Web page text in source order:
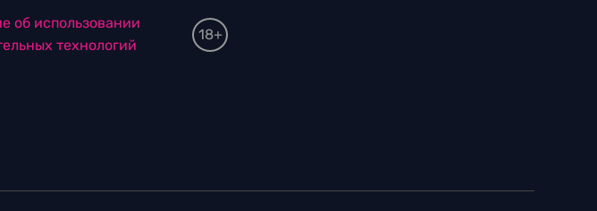
об использовании
технологий
18+